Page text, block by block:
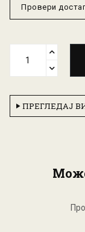
Провери
ПРЕГЛЕДАЈ